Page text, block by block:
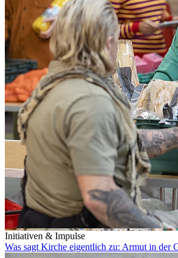
Initiativen & Impulse
Was sagt Kirche eigentlich zu: Armut in der